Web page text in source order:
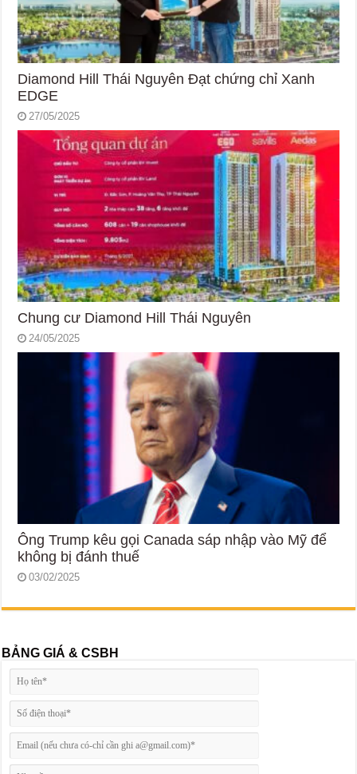
Diamond Hill Thái Nguyên Đạt chứng chỉ Xanh
EDGE
27/05/2025
Chung cư Diamond Hill Thái Nguyên
24/05/2025
Ông Trump kêu gọi Canada sáp nhập vào Mỹ để
không bị đánh thuế
03/02/2025
BẢNG GIÁ & CSBH